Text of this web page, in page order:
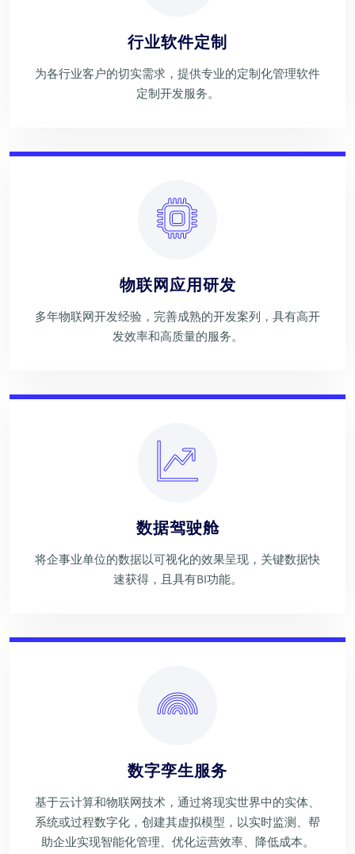
行业软件定制
为各行业客户的切实需求，提供专业的定制化管理软件
定制开发服务。
物联网应用研发
多年物联网开发经验，完善成熟的开发案列，具有高开
发效率和高质量的服务。
数据驾驶舱
将企事业单位的数据以可视化的效果呈现，关键数据快
速获得，且具有BI功能。
数字孪生服务
基于云计算和物联网技术，通过将现实世界中的实体、
系统或过程数字化，创建其虚拟模型，以实时监测、帮
助企业实现智能化管理、优化运营效率、降低成本。